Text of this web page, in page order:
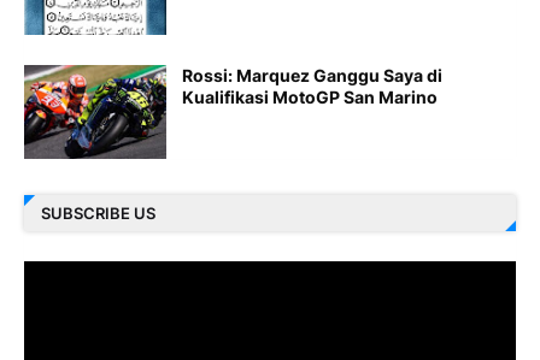
Rossi: Marquez Ganggu Saya di
Kualifikasi MotoGP San Marino
SUBSCRIBE US